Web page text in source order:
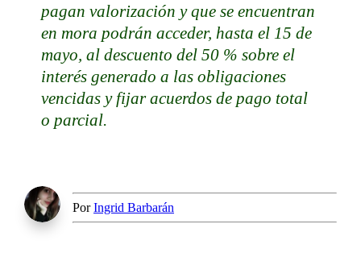
pagan valorización y que se encuentran
en mora podrán acceder, hasta el 15 de
mayo, al descuento del 50 % sobre el
interés generado a las obligaciones
vencidas y fijar acuerdos de pago total
o parcial.
PorIngrid Barbarán